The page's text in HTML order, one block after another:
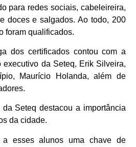
para redes sociais, cabeleireira,
doces e salgados. Ao todo, 200
foram qualificados.
dos certificados contou com a
executivo da Seteq, Erik Silveira,
Maurício Holanda, além de
Seteq destacou a importância
da cidade.
a esses alunos uma chave de